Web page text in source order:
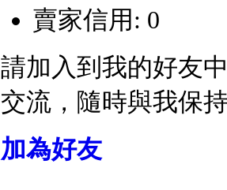
賣家信用: 0
請加入到我的好友
交流，隨時與我保
加為好友